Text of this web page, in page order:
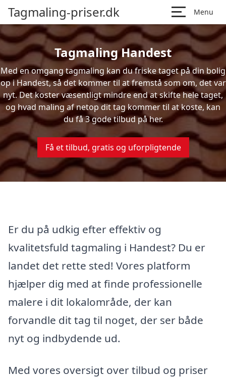
Tagmaling-priser.dk Menu
Tagmaling Handest
Med en omgang tagmaling kan du friske taget på din bolig
op i Handest, så det kommer til at fremstå som om, det var
nyt. Det koster væsentligt mindre end at skifte hele taget,
og hvad maling af netop dit tag kommer til at koste, kan
du få 3 gode tilbud på her.
Få et tilbud, gratis og uforpligtende
Er du på udkig efter effektiv og
kvalitetsfuld tagmaling i Handest? Du er
landet det rette sted! Vores platform
hjælper dig med at finde professionelle
malere i dit lokalområde, der kan
forvandle dit tag til noget, der ser både
nyt og indbydende ud.
Med vores oversigt over tilbud og priser